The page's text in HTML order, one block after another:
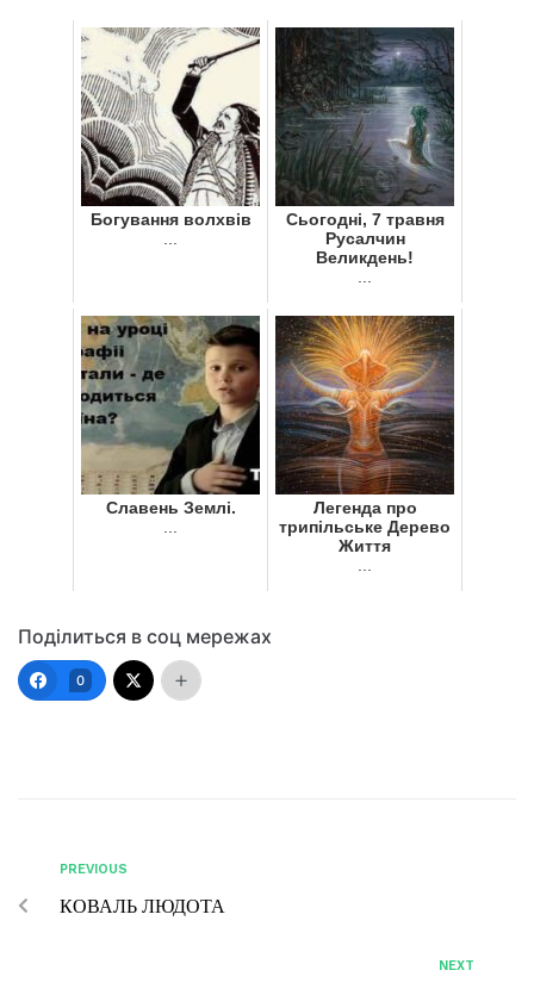
Богування волхвів
...
Сьогодні, 7 травня
Русалчин
Великдень!
...
Славень Землі.
...
Легенда про
трипільське Дерево
Життя
...
Поділиться в соц мережах
0
PREVIOUS
КОВАЛЬ ЛЮДОТА
NEXT